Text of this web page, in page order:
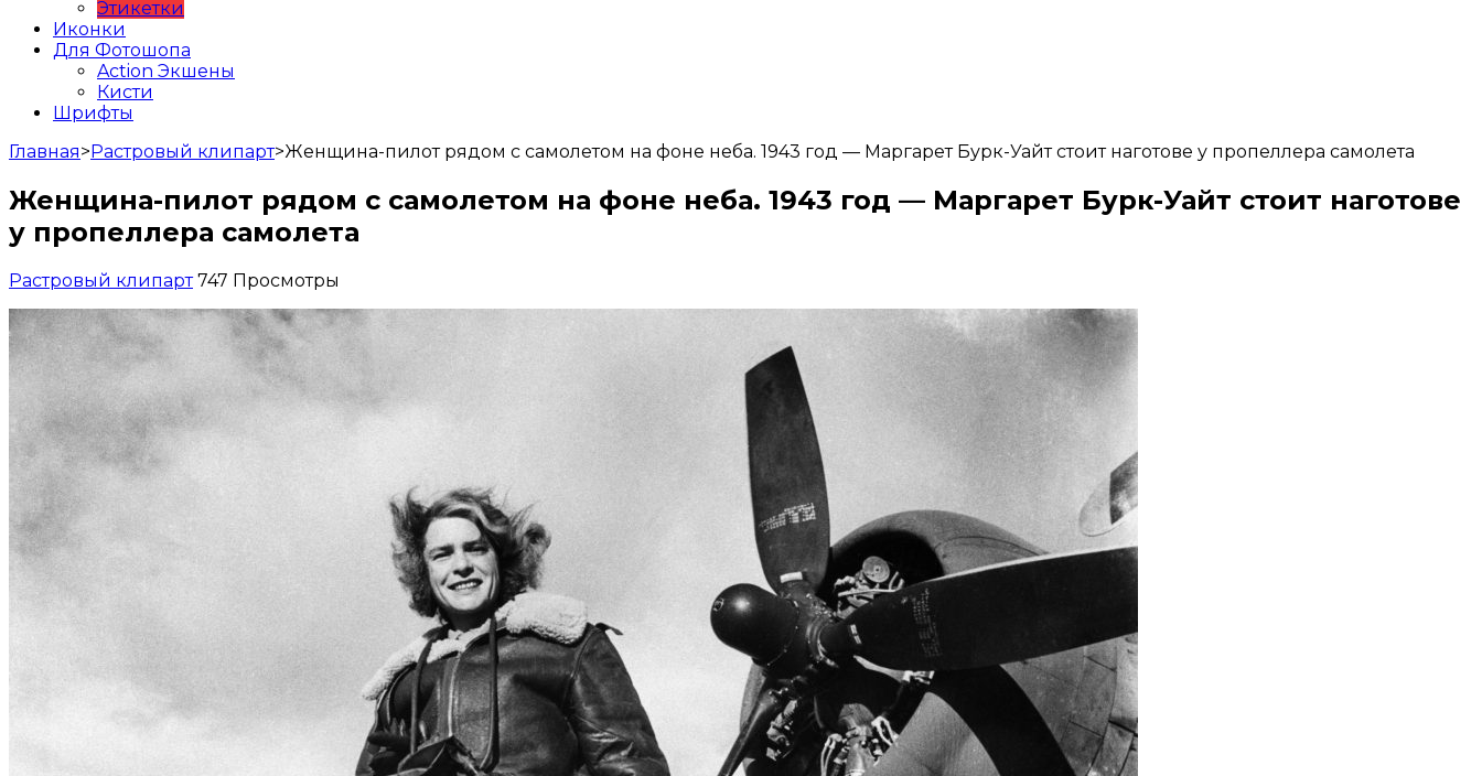
Этикетки
Иконки
Для Фотошопа
Action Экшены
Кисти
Шрифты
Главная>Растровый клипарт>Женщина-пилот рядом с самолетом на фоне неба. 1943 год — Маргарет Бурк-Уайт стоит наготове у пропеллера самолета
Женщина-пилот рядом с самолетом на фоне неба. 1943 год — Маргарет Бурк-Уайт стоит наготове
у пропеллера самолета
Растровый клипарт 747 Просмотры